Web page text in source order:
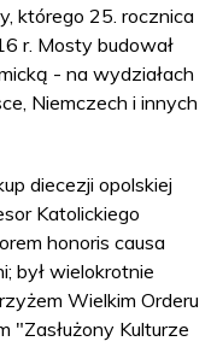
którego 25. rocznica
r. Mosty budował
- na wydziałach
Niemczech i innych
diecezji opolskiej
Katolickiego
honoris causa
był wielokrotnie
Wielkim Orderu
"Zasłużony Kulturze